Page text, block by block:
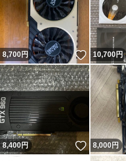
8,700円 いいね！
10,700円
8,400円 いいね！
8,000円